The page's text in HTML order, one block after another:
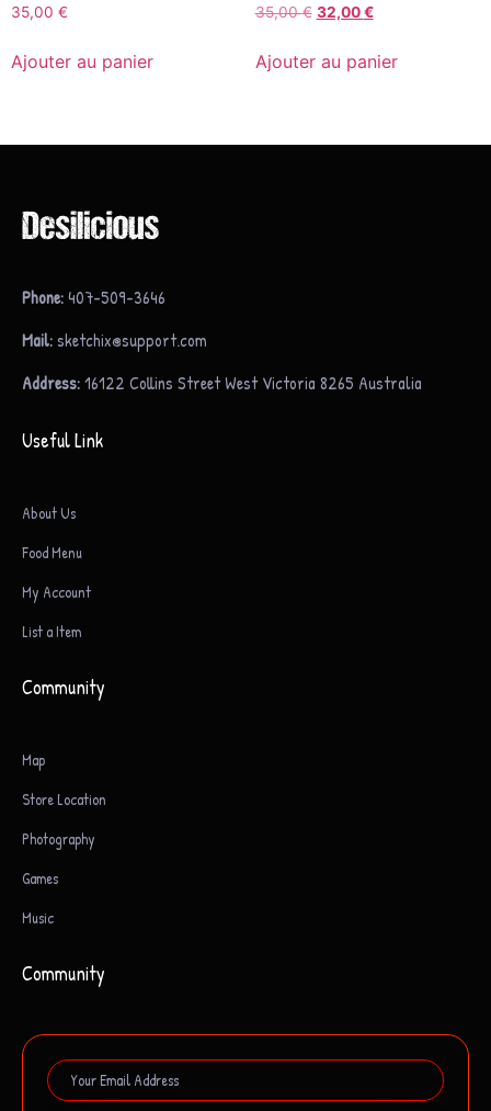
35,00 €
Ajouter au panier
35,00€ 32,00€
Ajouter au panier
Phone:407-509-3646
Mail:sketchix@support.com
Address:16122 Collins Street West Victoria 8265 Australia
Useful Link
About Us
Food Menu
My Account
List a Item
Community
Map
Store Location
Photography
Games
Music
Community